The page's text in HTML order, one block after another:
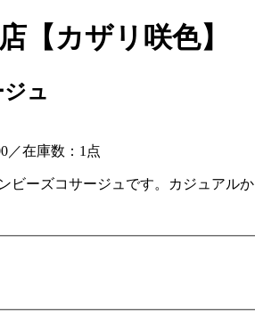
【カザリ咲色】
ュ
／在庫数：1点
ビーズコサージュです。カジュア